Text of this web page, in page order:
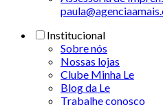
Institucional
Sobre nós
Nossas lojas
Clube Minha Le
Blog da Le
Trabalhe conosco